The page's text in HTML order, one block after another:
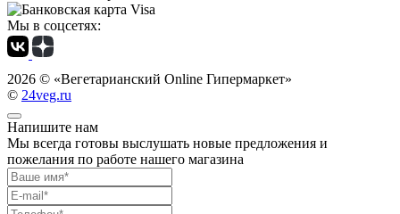
Мы в соцсетях:
2026 © «Вегетарианский Online Гипермаркет»
© 24veg.ru
Напишите нам
Мы всегда готовы выслушать новые предложения и
пожелания по работе нашего магазина